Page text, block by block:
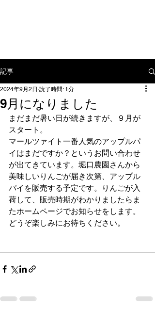
記事
9月になりました
2024年9月2日 読了時間: 1分
まだまだ暑い日が続きますが、９月が
スタート。
マールツァイト一番人気のアップルパ
イはまだですか？というお問い合わせ
が出てきています。堀口農園さんから
美味しいりんごが届き次第、アップル
パイを販売する予定です。りんごが入
荷して、販売時期がわかりましたらま
たホームページでお知らせをします。
どうぞ楽しみにお待ちください。